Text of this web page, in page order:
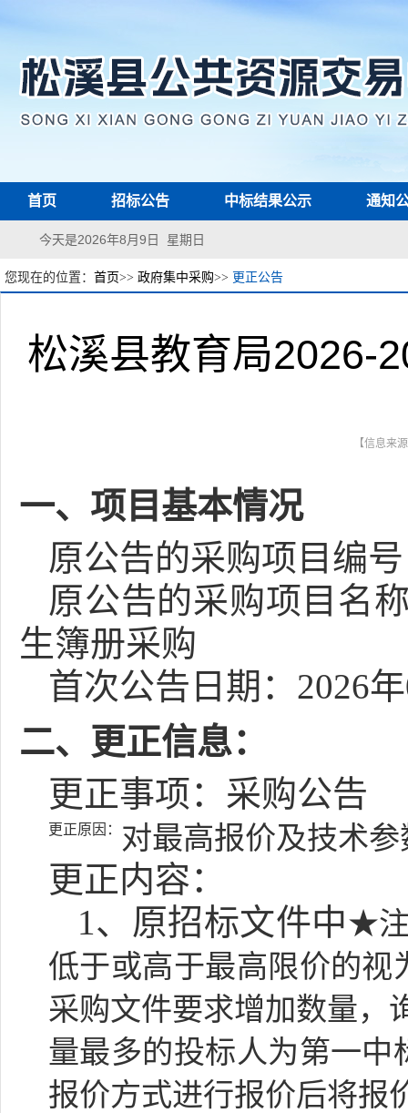
首页 招标公告 中标结果公示 通知
今天是2026年8月9日 星期日
您现在的位置： 首页>> 政府集中采购>> 更正公告
松溪县教育局2026-
【信息来
一、项目基本情况
原公告的采购项目编
原公告的采购项目名
生簿册采购
首次公告日期：2026
二、更正信息：
更正事项：采购公告
更正原因： 对最高报价及技术
更正内容：
1、原招标文件中★注
低于或高于最高限价的视
采购文件要求增加数量，
量最多的投标人为第一中
报价方式进行报价后将报